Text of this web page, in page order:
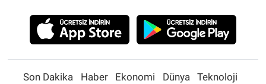
Son Dakika Haber Ekonomi Dünya
Teknoloji